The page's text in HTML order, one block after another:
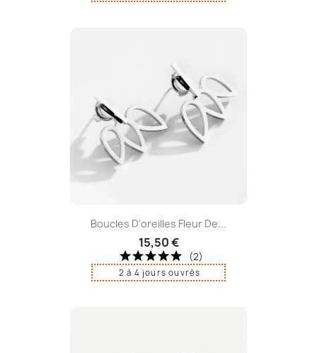
Boucles D'oreilles Fleur De...
15,50 €
(2)
2 à 4 jours ouvrés